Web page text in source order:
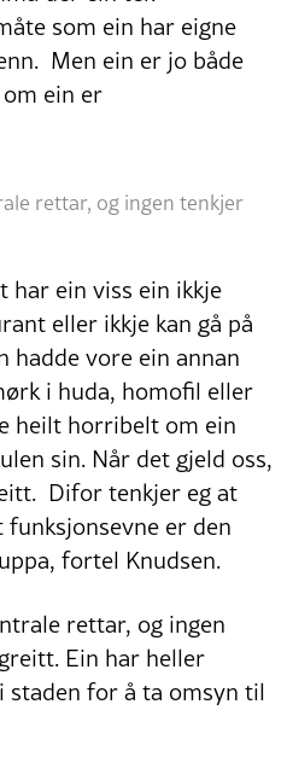
som ein har eigne
Men ein er jo både
ein er
rettar, og ingen tenkjer
har ein viss ein ikkje
eller ikkje kan gå på
hadde vore ein annan
i huda, homofil eller
heilt horribelt om ein
sin. Når det gjeld oss,
Difor tenkjer eg at
er den
fortel Knudsen.
rettar, og ingen
Ein har heller
staden for å ta omsyn til